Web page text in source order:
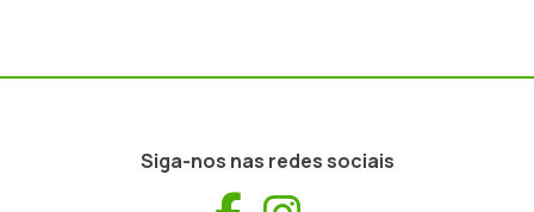
Siga-nos nas redes sociais